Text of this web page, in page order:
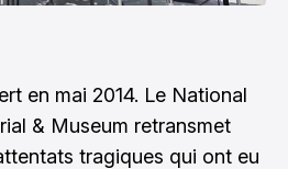
en mai 2014. Le National
& Museum retransmet
tragiques qui ont eu